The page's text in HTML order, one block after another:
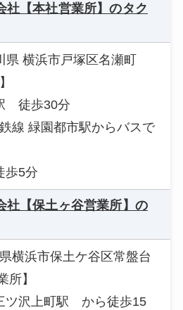
社【本社営業所】のタク
横浜市戸塚区名瀬町
徒歩30分
線 緑園都市駅からバスで
歩5分
社【保土ヶ谷営業所】の
横浜市保土ケ谷区常盤台
所】
沢上町駅 から徒歩15